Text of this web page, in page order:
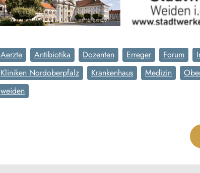
Aerzte Antibiotika Dozenten Erreger Forum
Kliniken Nordoberpfalz
Krankenhaus Medizin
weiden